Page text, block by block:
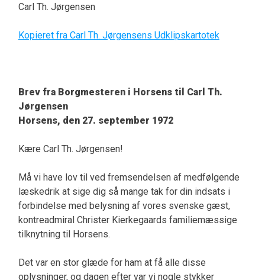
Carl Th. Jørgensen
Kopieret fra Carl Th. Jørgensens Udklipskartotek
Brev fra Borgmesteren i Horsens til Carl Th.
Jørgensen
Horsens, den 27. september 1972
Kære Carl Th. Jørgensen!
Må vi have lov til ved fremsendelsen af medfølgende
læskedrik at sige dig så mange tak for din indsats i
forbindelse med belysning af vores svenske gæst,
kontreadmiral Christer Kierkegaards familiemæssige
tilknytning til Horsens.
Det var en stor glæde for ham at få alle disse
oplysninger, og dagen efter var vi nogle stykker